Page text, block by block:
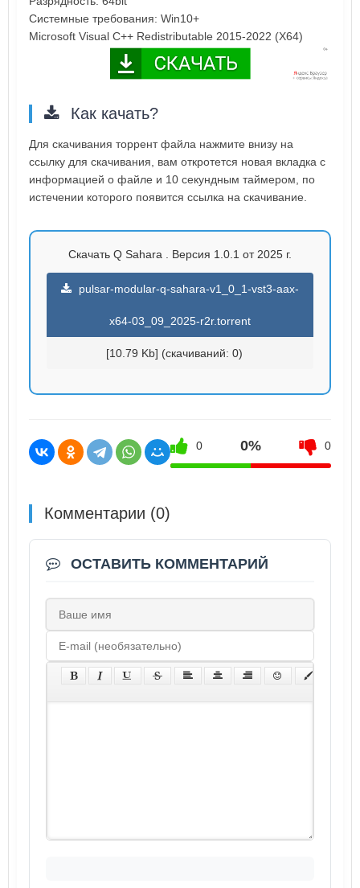
Системные требования: Win10+
Microsoft Visual C++ Redistributable 2015-2022 (X64)
Как качать?
Для скачивания торрент файла нажмите внизу на
ссылку для скачивания, вам откротется новая вкладка с
информацией о файле и 10 секундным таймером, по
истечении которого появится ссылка на скачивание.
Скачать Q Sahara . Версия 1.0.1 от 2025 г.
pulsar-modular-q-sahara-v1_0_1-vst3-aax-
x64-03_09_2025-r2r.torrent
[10.79 Kb] (cкачиваний: 0)
0 0% 0
Комментарии (0)
ОСТАВИТЬ КОММЕНТАРИЙ